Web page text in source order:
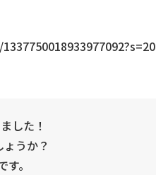
した！
うか？
。